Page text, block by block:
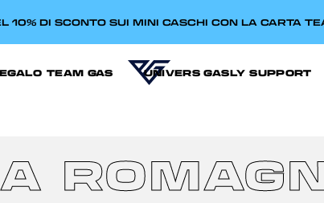
10% DI SCONTO SUI MINI CASCHI CON LA CARTA
TEAM GAS UNIVERS GASLY SUPPORT